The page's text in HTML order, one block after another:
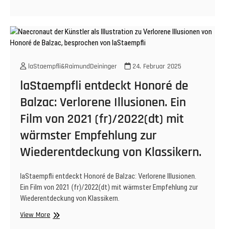
der
Frauen.
Staempfli
der
Wüste
Negev
zu
beim
israelischen
&
Schriftsteller
Chaim
Noll
im
laStaempfli&RaimundDeininger 24. Februar 2025
laStaempfli entdeckt Honoré de
Balzac: Verlorene Illusionen. Ein
Film von 2021 (fr)/2022(dt) mit
wärmster Empfehlung zur
Wiederentdeckung von Klassikern.
laStaempfli entdeckt Honoré de Balzac: Verlorene Illusionen.
Ein Film von 2021 (fr)/2022(dt) mit wärmster Empfehlung zur
Wiederentdeckung von Klassikern.
View MorelaStaempfli